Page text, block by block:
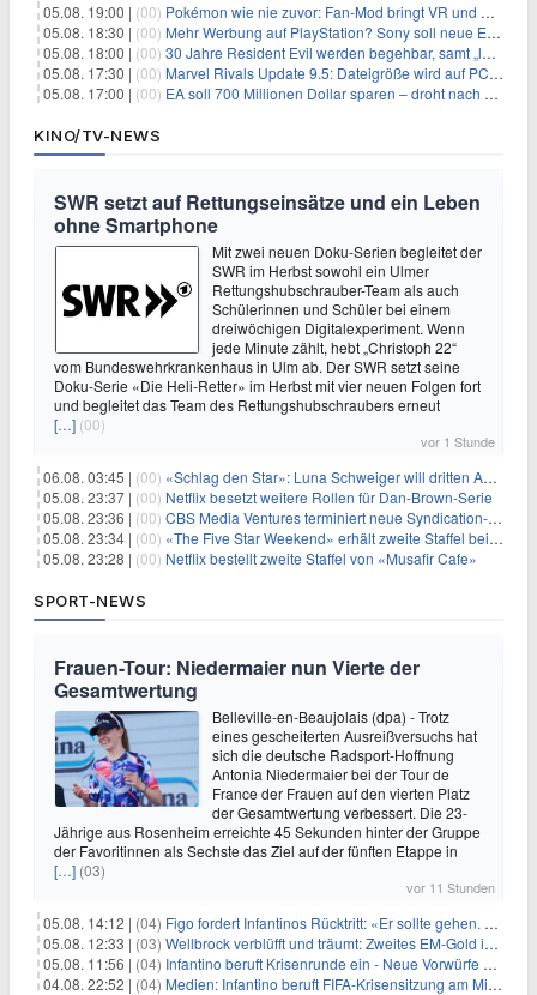
05.08. 19:00 | (00) Pokémon wie nie zuvor: Fan-Mod bringt VR und Ego-Perspektive nach Kanto
05.08. 18:30 | (00) Mehr Werbung auf PlayStation? Sony soll neue Einnahmequellen prüfen
05.08. 18:00 | (00) 30 Jahre Resident Evil werden begehbar, samt „lebensgroßem Leon“
05.08. 17:30 | (00) Marvel Rivals Update 9.5: Dateigröße wird auf PC und Konsolen deutlich reduziert
05.08. 17:00 | (00) EA soll 700 Millionen Dollar sparen – droht nach der Übernahme die nächste Entlassungswelle?
KINO/TV-NEWS
SWR setzt auf Rettungseinsätze und ein Leben
ohne Smartphone
Mit zwei neuen Doku-Serien begleitet der
SWR im Herbst sowohl ein Ulmer
Rettungshubschrauber-Team als auch
Schülerinnen und Schüler bei einem
dreiwöchigen Digitalexperiment. Wenn
jede Minute zählt, hebt „Christoph 22“
vom Bundeswehrkrankenhaus in Ulm ab. Der SWR setzt seine
Doku-Serie «Die Heli-Retter» im Herbst mit vier neuen Folgen fort
und begleitet das Team des Rettungshubschraubers erneut
[…] (00)
vor 1 Stunde
06.08. 03:45 | (00) «Schlag den Star»: Luna Schweiger will dritten Anlauf nutzen
05.08. 23:37 | (00) Netflix besetzt weitere Rollen für Dan-Brown-Serie
05.08. 23:36 | (00) CBS Media Ventures terminiert neue Syndication-Formate
05.08. 23:34 | (00) «The Five Star Weekend» erhält zweite Staffel bei Peacock
05.08. 23:28 | (00) Netflix bestellt zweite Staffel von «Musafir Cafe»
SPORT-NEWS
Frauen-Tour: Niedermaier nun Vierte der
Gesamtwertung
Belleville-en-Beaujolais (dpa) - Trotz
eines gescheiterten Ausreißversuchs hat
sich die deutsche Radsport-Hoffnung
Antonia Niedermaier bei der Tour de
France der Frauen auf den vierten Platz
der Gesamtwertung verbessert. Die 23-
Jährige aus Rosenheim erreichte 45 Sekunden hinter der Gruppe
der Favoritinnen als Sechste das Ziel auf der fünften Etappe in
[…] (03)
vor 11 Stunden
05.08. 14:12 | (04) Figo fordert Infantinos Rücktritt: «Er sollte gehen. Jetzt»
05.08. 12:33 | (03) Wellbrock verblüfft und träumt: Zweites EM-Gold in Paris
05.08. 11:56 | (04) Infantino beruft Krisenrunde ein - Neue Vorwürfe gegen FIFA
04.08. 22:52 | (04) Medien: Infantino beruft FIFA-Krisensitzung am Mittwoch ein